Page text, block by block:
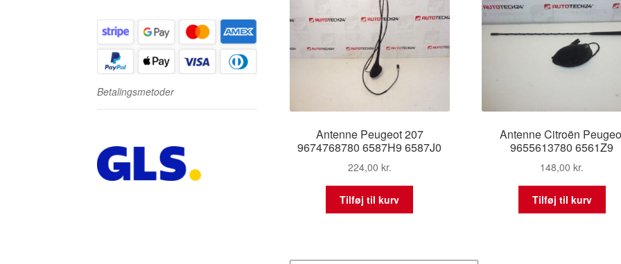
Antenne Peugeot 207
9674768780 6587H9 6587J0
224,00 kr.
Tilføj til kurv
Antenne Citroën
9655613780 6561Z9
148,00kr.
Tilføj til kurv
Betalingsmetoder